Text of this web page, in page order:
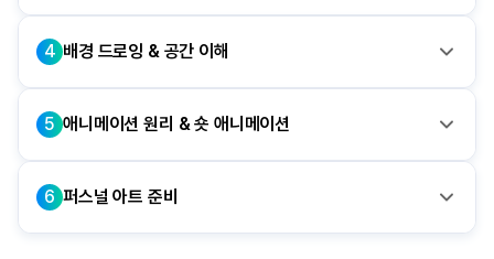
4 배경 드로잉 & 공간 이해
5 애니메이션 원리 & 숏 애니메이션
6 퍼스널 아트 준비